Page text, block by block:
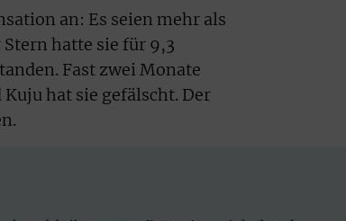
an: Es seien mehr als
hatte sie für 9,3
Fast zwei Monate
hat sie gefälscht. Der